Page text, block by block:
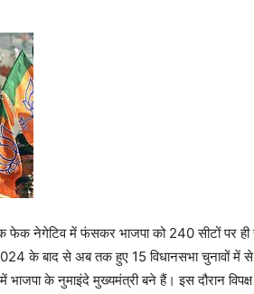
नेगेटिव में फंसकर भाजपा को 240 सीटों पर ही
के बाद से अब तक हुए 15 विधानसभा चुनावों में
के नुमाइंदे मुख्यमंत्री बने हैं। इस दौरान विपक्ष